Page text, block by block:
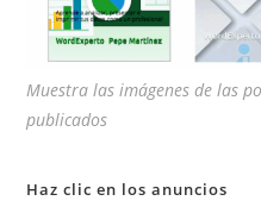
Muestra las imágenes de las
publicados
Haz clic en los anuncios